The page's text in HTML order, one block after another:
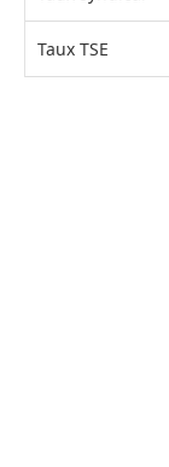
Taux TSE